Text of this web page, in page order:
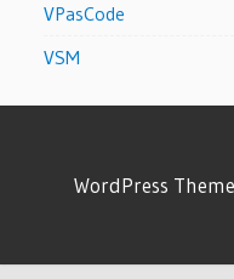
VPasCode
VSM
WordPress